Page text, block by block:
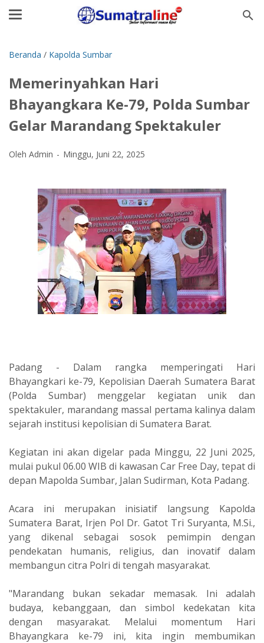
Beranda / Kapolda Sumbar
Memerinyahkan Hari
Bhayangkara Ke-79, Polda Sumbar
Gelar Marandang Spektakuler
Oleh Admin Minggu, Juni 22, 2025
Padang - Dalam rangka memperingati Hari
Bhayangkari ke-79, Kepolisian Daerah Sumatera Barat
(Polda Sumbar) menggelar kegiatan unik dan
spektakuler, marandang massal pertama kalinya dalam
sejarah institusi kepolisian di Sumatera Barat.
Kegiatan ini akan digelar pada Minggu, 22 Juni 2025,
mulai pukul 06.00 WIB di kawasan Car Free Day, tepat di
depan Mapolda Sumbar, Jalan Sudirman, Kota Padang.
Acara ini merupakan inisiatif langsung Kapolda
Sumatera Barat, Irjen Pol Dr. Gatot Tri Suryanta, M.Si.,
yang dikenal sebagai sosok pemimpin dengan
pendekatan humanis, religius, dan inovatif dalam
membangun citra Polri di tengah masyarakat.
"Marandang bukan sekadar memasak. Ini adalah
budaya, kebanggaan, dan simbol kedekatan kita
dengan masyarakat. Melalui momentum Hari
Bhayangkara ke-79 ini, kita ingin membumikan